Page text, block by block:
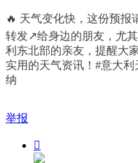
🔥 天气变化快，这份预报
转发↗️给身边的朋友，尤
利东北部的亲友，提醒大
实用的天气资讯！#意大
纳
举报
